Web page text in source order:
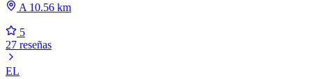
A 10.56 km
5
27 reseñas
EL